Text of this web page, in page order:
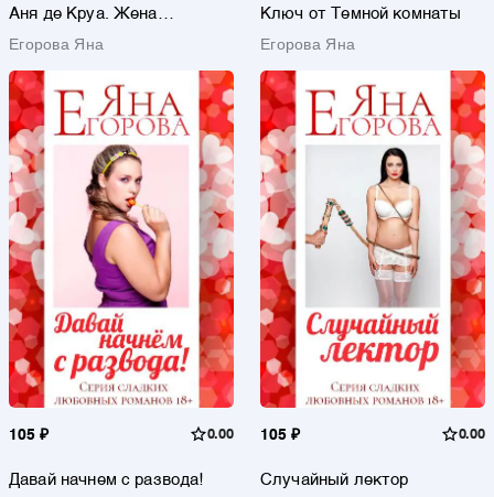
Аня де Круа. Жена
Егорова Яна
Ключ от Темной комнаты
Егорова Яна
105 ₽ 0.00
Давай начнем с развода!
105 ₽ 0.00
Случайный лектор